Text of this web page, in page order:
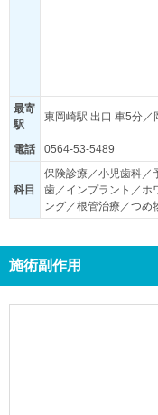
最寄
駅
東岡崎駅 出口 車5分／
電話 0564-53-5489
科目
保険診療／小児歯科／
歯／インプラント／ホ
ング／根管治療／つめ
施術副作用